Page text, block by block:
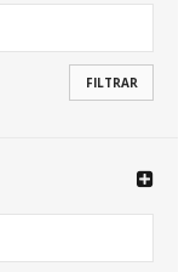
FILTRAR